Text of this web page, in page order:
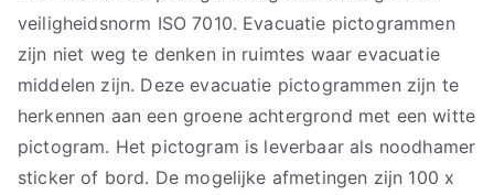
veiligheidsnorm ISO 7010. Evacuatie pictogrammen
zijn niet weg te denken in ruimtes waar evacuatie
middelen zijn. Deze evacuatie pictogrammen zijn te
herkennen aan een groene achtergrond met een witte
pictogram. Het pictogram is leverbaar als noodhamer
sticker of bord. De mogelijke afmetingen zijn 100 x